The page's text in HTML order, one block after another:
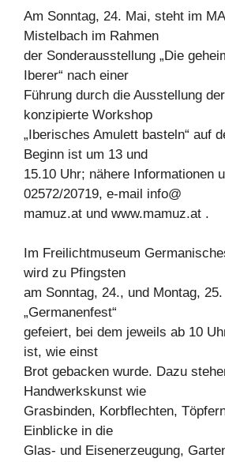
Am Sonntag, 24. Mai, steht im
Mistelbach im Rahmen
der Sonderausstellung „Die
Iberer“ nach einer
Führung durch die Ausstellung
konzipierte Workshop
„Iberisches Amulett basteln“ auf
Beginn ist um 13 und
15.10 Uhr; nähere Informationen
02572/20719, e-mail info@
mamuz.at und www.mamuz.at .
Im Freilichtmuseum
wird zu Pfingsten
am Sonntag, 24., und Montag,
„Germanenfest“
gefeiert, bei dem jeweils ab 10
ist, wie einst
Brot gebacken wurde. Dazu
Handwerkskunst wie
Grasbinden, Korbflechten,
Einblicke in die
Glas- und Eisenerzeugung,